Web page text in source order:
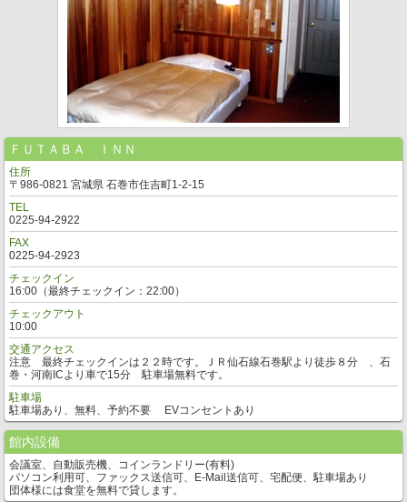
ＦＵＴＡＢＡ ＩＮＮ
住所
〒986-0821 宮城県 石巻市住吉町1-2-15
TEL
0225-94-2922
FAX
0225-94-2923
チェックイン
16:00（最終チェックイン：22:00）
チェックアウト
10:00
交通アクセス
注意 最終チェックインは２２時です。ＪＲ仙石線石巻駅より徒歩８分 、石
巻・河南ICより車で15分 駐車場無料です。
駐車場
駐車場あり、無料、予約不要 EVコンセントあり
館内設備
会議室、自動販売機、コインランドリー(有料)
パソコン利用可、ファックス送信可、E-Mail送信可、宅配便、駐車場あり
団体様には食堂を無料で貸します。